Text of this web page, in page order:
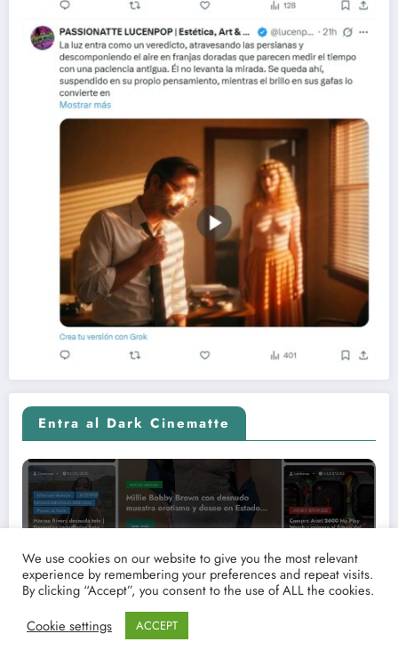
Entra al Dark Cinematte
Entra en la sección adulta de Passionatte
We use cookies on our website to give you the most relevant
experience by remembering your preferences and repeat visits.
By clicking “Accept”, you consent to the use of ALL the cookies.
Cookie settings
ACCEPT